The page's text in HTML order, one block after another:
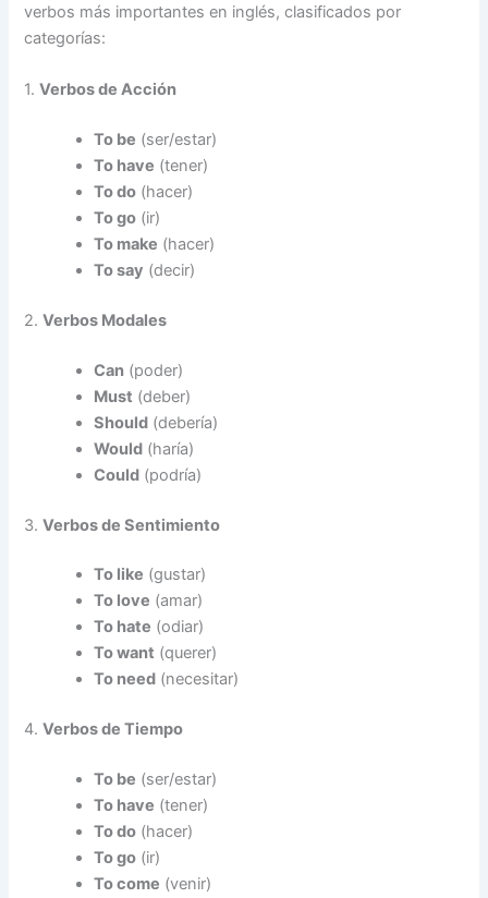
verbos más importantes en inglés, clasificados por
categorías:
1.Verbos de Acción
To be (ser/estar)
To have (tener)
To do (hacer)
To go (ir)
To make (hacer)
To say (decir)
2.Verbos Modales
Can (poder)
Must (deber)
Should (debería)
Would (haría)
Could (podría)
3.Verbos de Sentimiento
To like (gustar)
To love (amar)
To hate (odiar)
To want (querer)
To need (necesitar)
4.Verbos de Tiempo
To be (ser/estar)
To have (tener)
To do (hacer)
To go (ir)
To come (venir)